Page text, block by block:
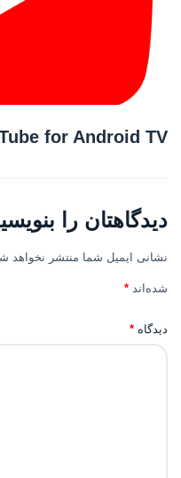
for Android TV
دیدگاهتان را
نشانی ایمیل شما منتشر نخواهد
شده‌اند *
دیدگاه *